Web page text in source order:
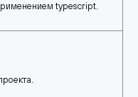
typescript.